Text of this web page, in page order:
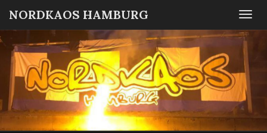
NORDKAOS HAMBURG
Fanszene
SC
Victoria
Hamburg